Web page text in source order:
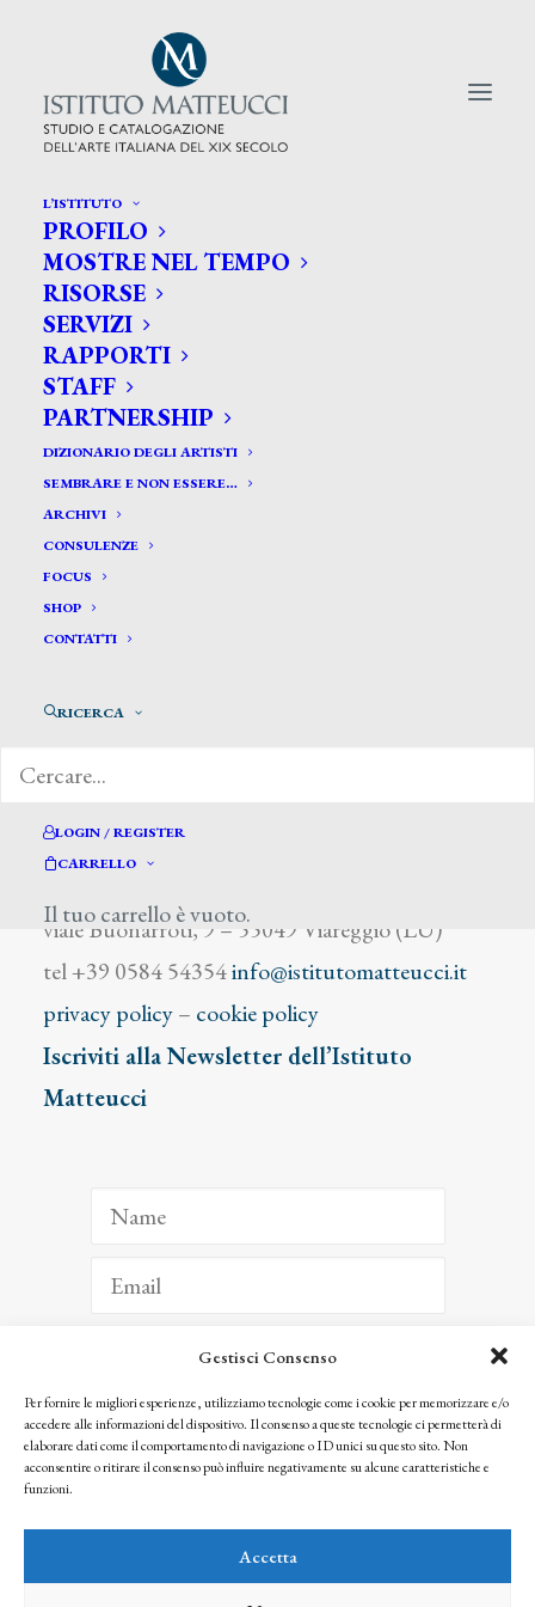
Gestisci Consenso
Per fornire le migliori esperienze, utilizziamo tecnologie come i cookie per memorizzare e/o
accedere alle informazioni del dispositivo. Il consenso a queste tecnologie ci permetterà di
elaborare dati come il comportamento di navigazione o ID unici su questo sito. Non
acconsentire o ritirare il consenso può influire negativamente su alcune caratteristiche e
funzioni.
Accetta
L’ISTITUTO
PROFILO
MOSTRE NEL TEMPO
RISORSE
SERVIZI
RAPPORTI
STAFF
PARTNERSHIP
DIZIONARIO DEGLI ARTISTI
SEMBRARE E NON ESSERE…
ARCHIVI
CONSULENZE
FOCUS
SHOP
CONTATTI
RICERCA
LOGIN / REGISTER
CARRELLO
Il tuo carrello è vuoto.
CERCA TRA GLI ARTISTI:
Search
for:
Antonioni Pietro
viale Buonarroti, 9 – 55049 Viareggio (LU)
tel +39 0584 54354info@istitutomatteucci.it
privacy policy– cookie policy
Iscriviti alla Newsletter dell’Istituto
Matteucci
ISCRIVITI
Facendo clic per iscriverti, riconosci che le tue informazioni saranno trattate
seguendo la nostra Privacy Policy
© 2025 Istituto Matteucci. All right reserved
l’autorizzazione scritta dei proprietari dei diritti e dell’Istituto Matteucci